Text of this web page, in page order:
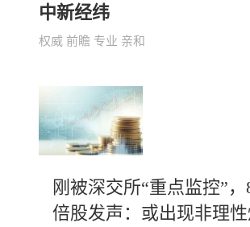
中新经纬
权威 前瞻 专业 亲和
刚被深交所“重点监控”，
倍股发声：或出现非理